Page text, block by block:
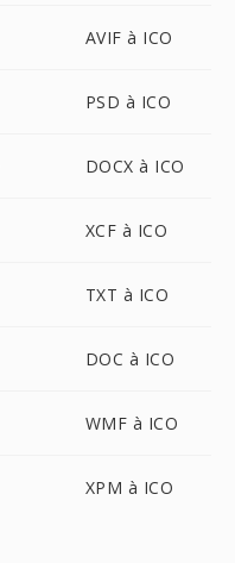
AVIF à ICO
PSD à ICO
DOCX à ICO
XCF à ICO
TXT à ICO
DOC à ICO
WMF à ICO
XPM à ICO